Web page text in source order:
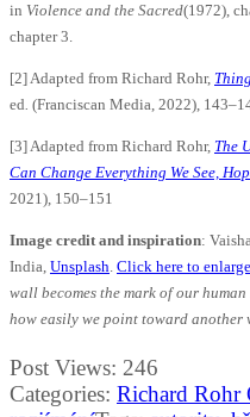
in Violence and the Sacred(1972),
chapter 3.
[2] Adapted from Richard Rohr,
ed. (Franciscan Media, 2022),
[3] Adapted from Richard Rohr, The
Can Change Everything We See,
2021), 150–151
Image credit and inspiration:
India, Unsplash. Click here to
wall becomes the mark of our
how easily we point toward another
Post Views: 246
Categories: Richard Rohr